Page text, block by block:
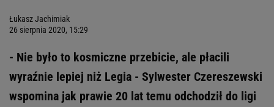
Łukasz Jachimiak
26 sierpnia 2020, 15:29
- Nie było to kosmiczne przebicie, ale płacili
wyraźnie lepiej niż Legia - Sylwester Czereszewski
wspomina jak prawie 20 lat temu odchodził do ligi